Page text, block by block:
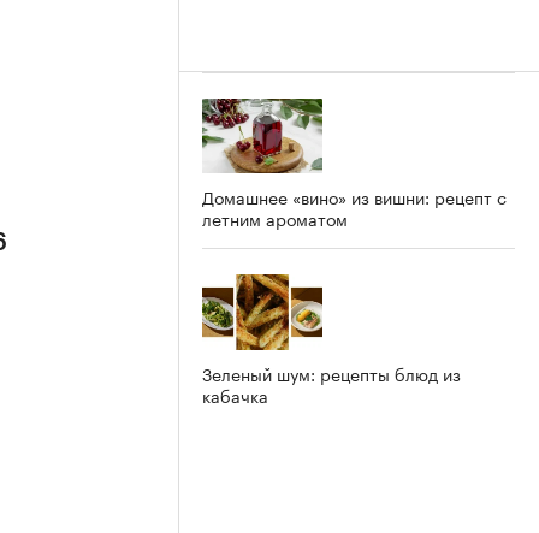
Домашнее «вино» из вишни: рецепт с
летним ароматом
Зеленый шум: рецепты блюд из
кабачка